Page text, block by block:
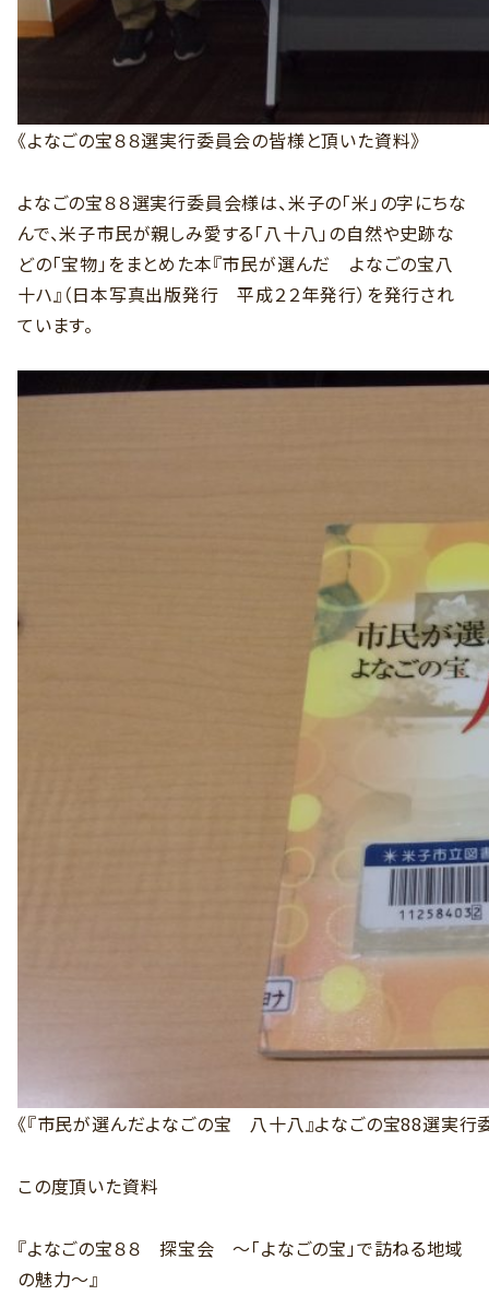
《よなごの宝８８選実行委員会の皆様と頂いた資料》
よなごの宝８８選実行委員会様は、米子の「米」の字にちな
んで、米子市民が親しみ愛する「八十八」の自然や史跡な
どの「宝物」をまとめた本『市民が選んだ よなごの宝八
十ハ』（日本写真出版発行 平成２２年発行）を発行され
ています。
《『市民が選んだよなごの宝 八十八』よなごの宝88選実
この度頂いた資料
『よなごの宝８８ 探宝会 ～「よなごの宝」で訪ねる地域
の魅力～』